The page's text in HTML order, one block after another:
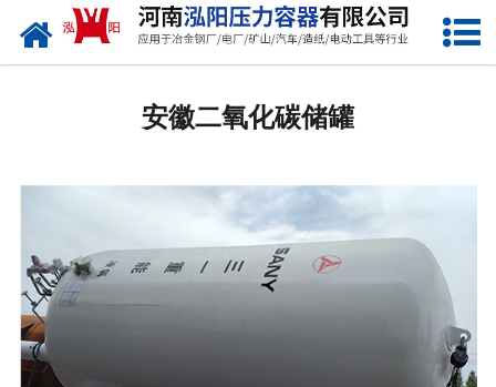
网站首页
安徽液化气储罐
安徽空气储罐
安徽二氧化碳储罐